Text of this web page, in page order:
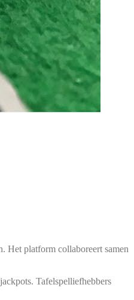
Het plat­form col­la­bo­re­ert samen
Tafel­spel­lief­heb­bers